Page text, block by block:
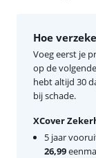
Hoe
Voeg eerst je
op de
hebt altijd 30
bij schade.
XCover
5 jaar
26,99